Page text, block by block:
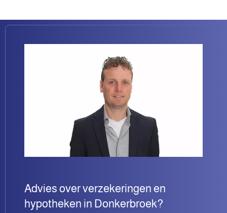
Advies over verzekeringen en
hypotheken in Donkerbroek?